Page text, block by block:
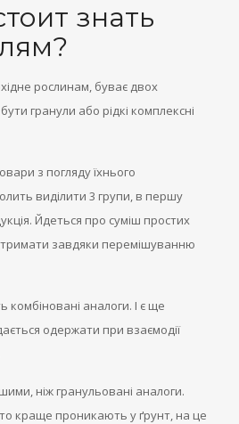
знать
рослинам, буває двох
гранули або рідкі комплексні
з погляду їхнього
виділити 3 групи, в першу
Йдеться про суміш простих
завдяки перемішуванню
комбіновані аналоги. І є ще
одержати при взаємодії
ніж гранульовані аналоги.
краще проникають у ґрунт, на це